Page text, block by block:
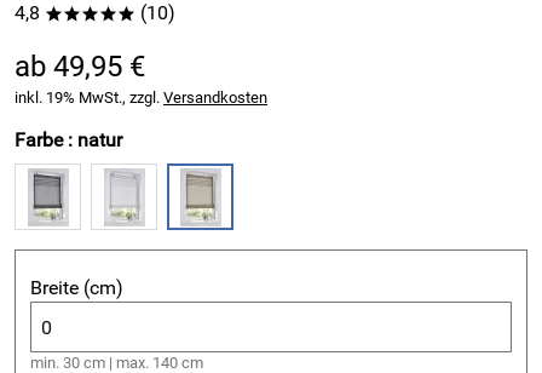
4,8 ***** (10)
ab 49,95 €
inkl. 19% MwSt., zzgl. Versandkosten
Farbe : natur
Breite (cm)
min. 30 cm | max. 140 cm